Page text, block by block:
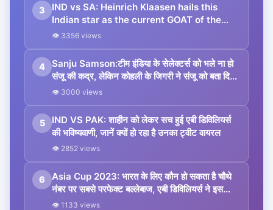
3
IND vs SA: Heinrich Klaasen hails this
Indian star as the current GOAT of the
T20 format
👁 3356 views
4
Sanju Samson:टीम इंडिया के सेलेक्टर्स को भले ना हो
संजू की कद्र, लेकिन कोहली के जिगरी ने संजू को बता दिया
खास खिलाड़ी
👁 3000 views
5
IND VS PAK: शाहीन को लेकर सच हुई एबी डिविलियर्स
की भविष्यवाणी, जानें क्यों हो रहा है उनका ट्वीट वायरल
👁 2852 views
6
Asia Cup 2023: भारत के लिए कौन हो सकता है चौथे
नंबर पर सबसे परफेक्ट बल्लेबाज, एबी डिविलियर्स ने इस
खिलाड़ी को बताया सबसे भरोसेमंद
👁 1133 views